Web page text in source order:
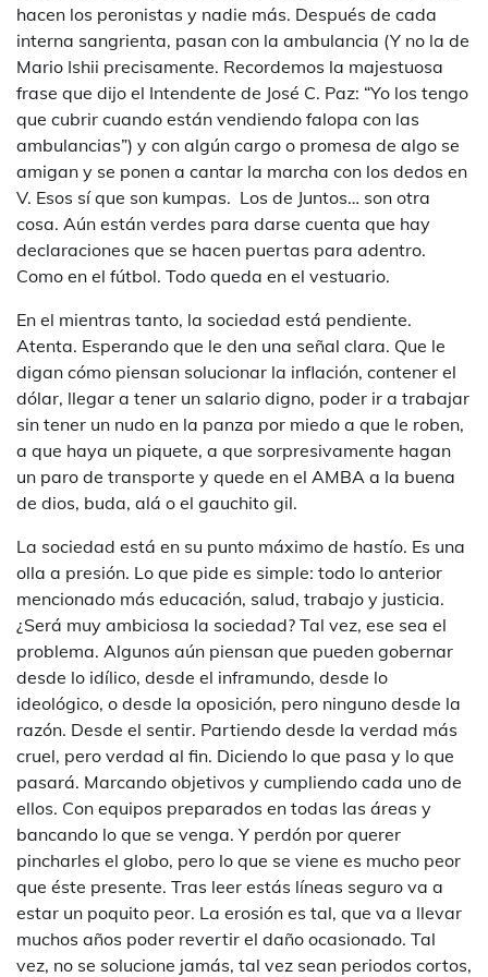
hacen los peronistas y nadie más. Después de cada
interna sangrienta, pasan con la ambulancia (Y no la de
Mario Ishii precisamente. Recordemos la majestuosa
frase que dijo el Intendente de José C. Paz: “Yo los tengo
que cubrir cuando están vendiendo falopa con las
ambulancias”) y con algún cargo o promesa de algo se
amigan y se ponen a cantar la marcha con los dedos en
V. Esos sí que son kumpas. Los de Juntos… son otra
cosa. Aún están verdes para darse cuenta que hay
declaraciones que se hacen puertas para adentro.
Como en el fútbol. Todo queda en el vestuario.
En el mientras tanto, la sociedad está pendiente.
Atenta. Esperando que le den una señal clara. Que le
digan cómo piensan solucionar la inflación, contener el
dólar, llegar a tener un salario digno, poder ir a trabajar
sin tener un nudo en la panza por miedo a que le roben,
a que haya un piquete, a que sorpresivamente hagan
un paro de transporte y quede en el AMBA a la buena
de dios, buda, alá o el gauchito gil.
La sociedad está en su punto máximo de hastío. Es una
olla a presión. Lo que pide es simple: todo lo anterior
mencionado más educación, salud, trabajo y justicia.
¿Será muy ambiciosa la sociedad? Tal vez, ese sea el
problema. Algunos aún piensan que pueden gobernar
desde lo idílico, desde el inframundo, desde lo
ideológico, o desde la oposición, pero ninguno desde la
razón. Desde el sentir. Partiendo desde la verdad más
cruel, pero verdad al fin. Diciendo lo que pasa y lo que
pasará. Marcando objetivos y cumpliendo cada uno de
ellos. Con equipos preparados en todas las áreas y
bancando lo que se venga. Y perdón por querer
pincharles el globo, pero lo que se viene es mucho peor
que éste presente. Tras leer estás líneas seguro va a
estar un poquito peor. La erosión es tal, que va a llevar
muchos años poder revertir el daño ocasionado. Tal
vez, no se solucione jamás, tal vez sean periodos cortos,